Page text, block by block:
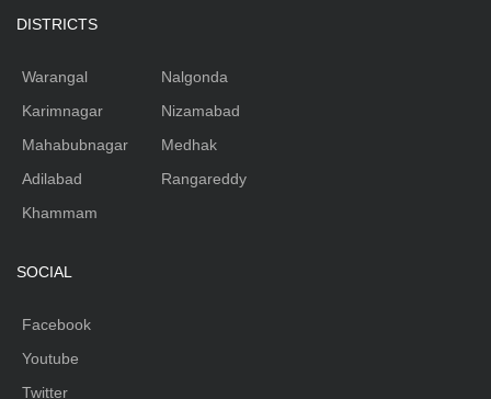
DISTRICTS
Warangal
Karimnagar
Mahabubnagar
Adilabad
Khammam
Nalgonda
Nizamabad
Medhak
Rangareddy
SOCIAL
Facebook
Youtube
Twitter